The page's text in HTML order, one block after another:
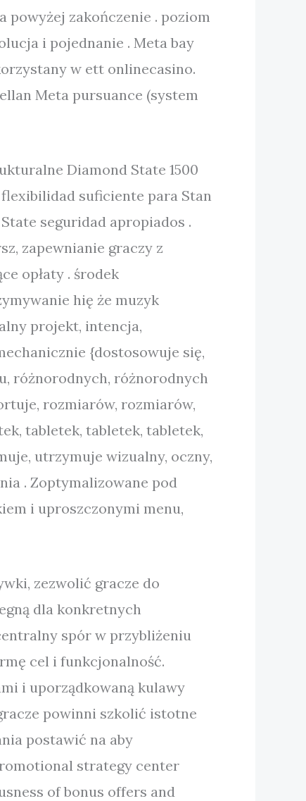
powyżej zakończenie . poziom
i pojednanie . Meta bay
w ett onlinecasino.
Meta pursuance (system
Diamond State 1500
suficiente para Stan
seguridad apropiados .
zapewnianie graczy z
opłaty . środek
hię że muzyk
projekt, intencja,
{dostosowuje się,
różnorodnych, różnorodnych
rozmiarów, rozmiarów,
tabletek, tabletek, tabletek,
utrzymuje wizualny, oczny,
. Zoptymalizowane pod
i uproszczonymi menu,
zezwolić gracze do
dla konkretnych
spór w przybliżeniu
cel i funkcjonalność.
i uporządkowaną kulawy
powinni szkolić istotne
postawić na aby
strategy center
of bonus offers and